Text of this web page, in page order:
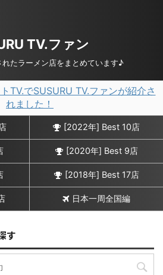
TV.ファン
たラーメン店をまとめています♪
TV.でSUSURU TV.ファンが紹介さ
れました！
[2022年] Best 10店
[2020年] Best 9店
[2018年] Best 17店
日本一周全国編
す